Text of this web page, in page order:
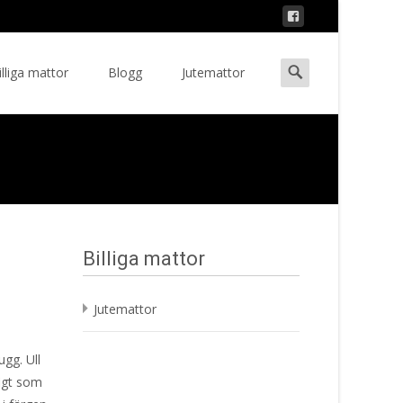
mattor Blogg Jutemattor
Search
for:
Ull
som
Billiga mattor
Jutemattor